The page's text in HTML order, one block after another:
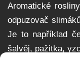
Aromatické
odpuzovač
Je to například
šalvěj, pažitka,